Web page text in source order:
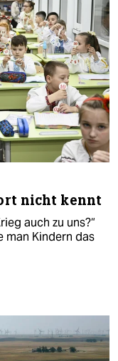
nicht kennt
auch zu uns?“
man Kindern das